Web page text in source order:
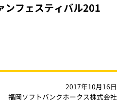
ンフェスティバル201
2017年10月16日
福岡ソフトバンクホークス株式会社